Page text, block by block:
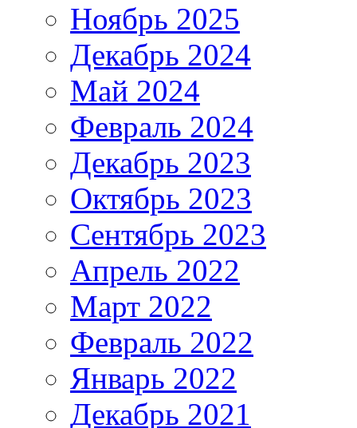
Ноябрь 2025
Декабрь 2024
Май 2024
Февраль 2024
Декабрь 2023
Октябрь 2023
Сентябрь 2023
Апрель 2022
Март 2022
Февраль 2022
Январь 2022
Декабрь 2021